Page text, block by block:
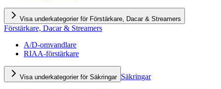
Visa underkategorier för Förstärkare, Dacar & Streamers
Förstärkare, Dacar & Streamers
A/D-omvandlare
RIAA-förstärkare
Visa underkategorier för Säkringar Säkringar